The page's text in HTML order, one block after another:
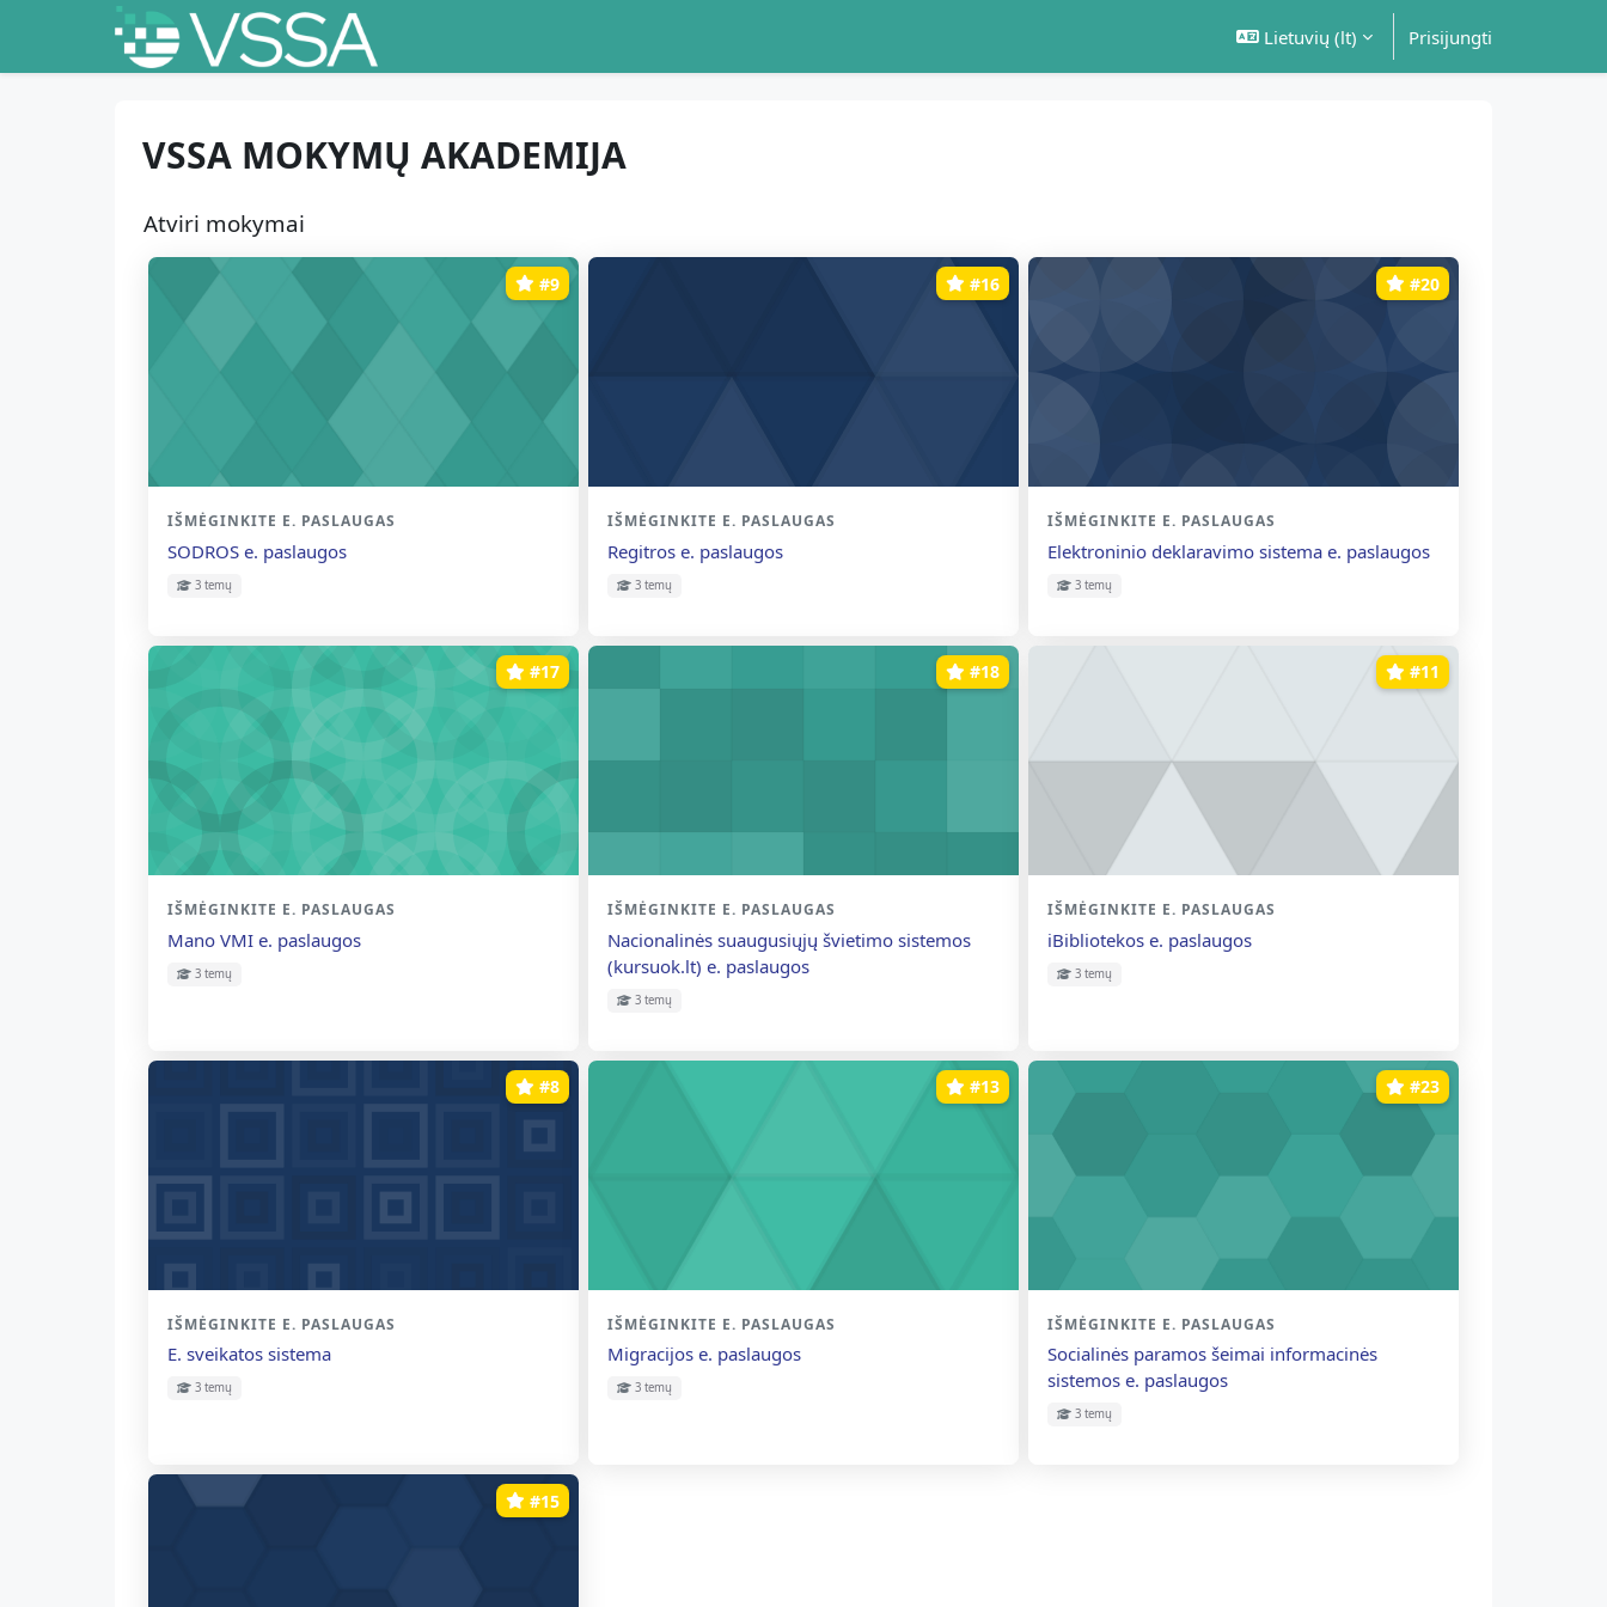
Pereiti į pagrindinį turinį
Lietuvių ‎(lt)‎
Prisijungti
VSSA MOKYMŲ AKADEMIJA
Pagrindinio turinio blokai
Atviri mokymai
#9
Kurso kategorija
IŠMĖGINKITE E. PASLAUGAS
Kurso pavadinimas
SODROS e. paslaugos
3 temų
#16
Kurso kategorija
IŠMĖGINKITE E. PASLAUGAS
Kurso pavadinimas
Regitros e. paslaugos
3 temų
#20
Kurso kategorija
IŠMĖGINKITE E. PASLAUGAS
Kurso pavadinimas
Elektroninio deklaravimo sistema e. paslaugos
3 temų
#17
Kurso kategorija
IŠMĖGINKITE E. PASLAUGAS
Kurso pavadinimas
Mano VMI e. paslaugos
3 temų
#18
Kurso kategorija
IŠMĖGINKITE E. PASLAUGAS
Kurso pavadinimas
Nacionalinės suaugusiųjų švietimo sistemos
(kursuok.lt) e. paslaugos
3 temų
#11
Kurso kategorija
IŠMĖGINKITE E. PASLAUGAS
Kurso pavadinimas
iBibliotekos e. paslaugos
3 temų
#8
Kurso kategorija
IŠMĖGINKITE E. PASLAUGAS
Kurso pavadinimas
E. sveikatos sistema
3 temų
#13
Kurso kategorija
IŠMĖGINKITE E. PASLAUGAS
Kurso pavadinimas
Migracijos e. paslaugos
3 temų
#23
Kurso kategorija
IŠMĖGINKITE E. PASLAUGAS
Kurso pavadinimas
Socialinės paramos šeimai informacinės
sistemos e. paslaugos
3 temų
#15